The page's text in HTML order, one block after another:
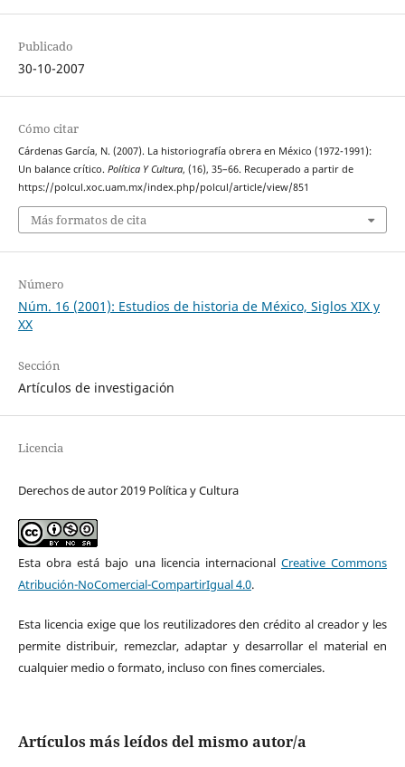
Publicado
30-10-2007
Cómo citar
Cárdenas García, N. (2007). La historiografía obrera en México (1972-1991):
Un balance crítico. Política Y Cultura, (16), 35–66. Recuperado a partir de
https://polcul.xoc.uam.mx/index.php/polcul/article/view/851
Más formatos de cita
Número
Núm. 16 (2001): Estudios de historia de México, Siglos XIX y
XX
Sección
Artículos de investigación
Licencia
Derechos de autor 2019 Política y Cultura
Esta obra está bajo una licencia internacional Creative Commons
Atribución-NoComercial-CompartirIgual 4.0.
Esta licencia exige que los reutilizadores den crédito al creador y les
permite distribuir, remezclar, adaptar y desarrollar el material en
cualquier medio o formato, incluso con fines comerciales.
Artículos más leídos del mismo autor/a